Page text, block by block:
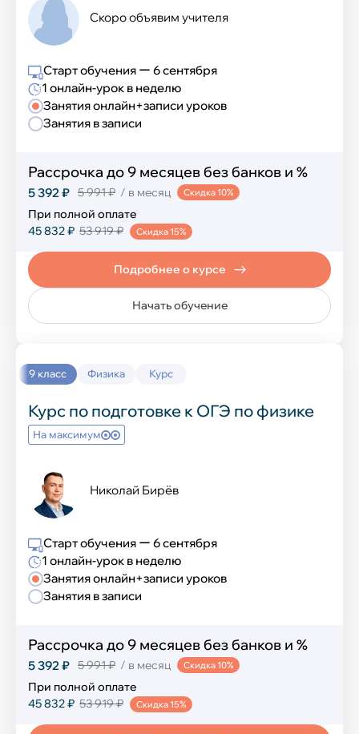
Скоро объявим учителя
Занятия онлайн+записи уроков
Занятия в записи
Старт обучения ー 6 сентября
1 онлайн-урок в неделю
Рассрочка до 9 месяцев без банков и %
5 392 ₽ 5 991 ₽ / в месяц Скидка 10%
При полной оплате
45 832 ₽ 53 919 ₽ Скидка 15%
Начать обучение
Подробнее о курсе
9 класс Физика Курс
Курс по подготовке к ОГЭ по физике
На максимум
Николай Бирёв
Занятия онлайн+записи уроков
Занятия в записи
Старт обучения ー 6 сентября
1 онлайн-урок в неделю
Рассрочка до 9 месяцев без банков и %
5 392 ₽ 5 991 ₽ / в месяц Скидка 10%
При полной оплате
45 832 ₽ 53 919 ₽ Скидка 15%